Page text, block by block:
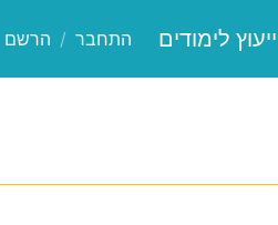
ייעוץ לימודים התחבר / הרשם